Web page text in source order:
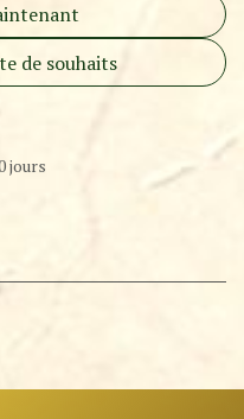
de souhaits
jours